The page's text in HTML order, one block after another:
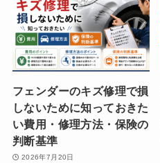
フェンダーのキズ修理で損
しないために知っておきた
い費用・修理方法・保険の
判断基準
2026年7月20日